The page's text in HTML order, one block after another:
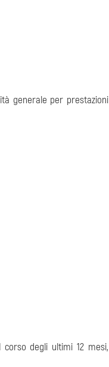
generale per prestazioni
corso degli ultimi 12 mesi,